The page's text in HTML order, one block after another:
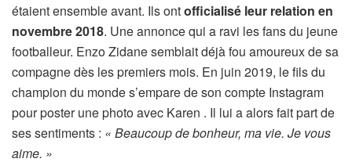
étaient ensemble avant. Ils ontofficialisé leur relation en
novembre 2018. Une annonce qui a ravi les fans du jeune
footballeur. Enzo Zidane semblait déjà fou amoureux de sa
compagne dès les premiers mois. En juin 2019, le fils du
champion du monde s’empare de son compte Instagram
pour poster une photo avec Karen . Il lui a alors fait part de
ses sentiments : « Beaucoup de bonheur, ma vie. Je vous
aime. »